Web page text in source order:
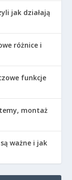
jak działają
różnice i
funkcje
montaż
ważne i jak